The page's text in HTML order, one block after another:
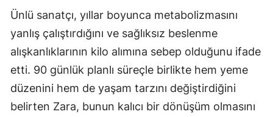
Niğde
Ordu
Rize
Sakarya
Ünlü sanatçı, yıllar boyunca metabolizmasını
yanlış çalıştırdığını ve sağlıksız beslenme
alışkanlıklarının kilo alımına sebep olduğunu ifade
etti. 90 günlük planlı süreçle birlikte hem yeme
düzenini hem de yaşam tarzını değiştirdiğini
belirten Zara, bunun kalıcı bir dönüşüm olmasını